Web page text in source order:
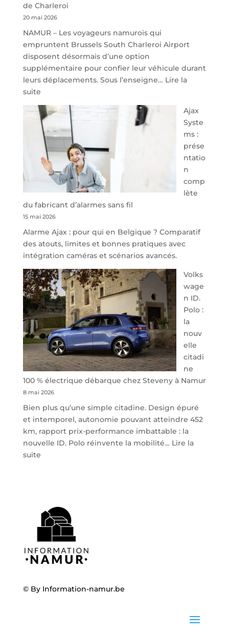
de Charleroi
20 mai 2026
NAMUR – Les voyageurs namurois qui
empruntent Brussels South Charleroi Airport
disposent désormais d’une option
supplémentaire pour confier leur véhicule durant
leurs déplacements. Sous l’enseigne… Lire la
suite:
À
40
minutes
de
Namur,
Steveny
Park
redessine
de
parking
sécurisé
à
l’aéroport
de
Charleroi
Ajax
Syste
ms :
prése
ntatio
n
comp
lète
du fabricant d’alarmes sans fil
15 mai 2026
Alarme Ajax : pour qui en Belgique ? Comparatif
des atouts, limites et bonnes pratiques avec
intégration caméras et scénarios avancés.
Volks
wage
n ID.
Polo :
la
nouv
elle
citadi
ne
100 % électrique débarque chez Steveny à Namur
8 mai 2026
Bien plus qu’une simple citadine. Design épuré
et intemporel, autonomie pouvant atteindre 452
km, rapport prix-performance imbattable : la
nouvelle ID. Polo réinvente la mobilité… Lire la
suite:
la
nouvelle
citadine
100
%
débarque
© By Information-namur.be